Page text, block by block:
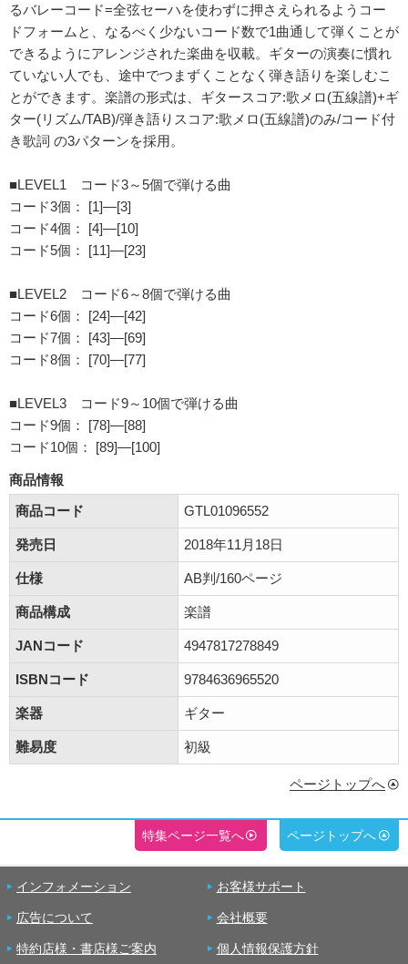
るバレーコード=全弦セーハを使わずに押さえられるようコー
ドフォームと、なるべく少ないコード数で1曲通して弾くことが
できるようにアレンジされた楽曲を収載。ギターの演奏に慣れ
ていない人でも、途中でつまずくことなく弾き語りを楽しむこ
とができます。楽譜の形式は、ギタースコア:歌メロ(五線譜)+ギ
ター(リズム/TAB)/弾き語りスコア:歌メロ(五線譜)のみ/コード付
き歌詞 の3パターンを採用。
■LEVEL1 コード3～5個で弾ける曲
コード3個： [1]―[3]
コード4個： [4]―[10]
コード5個： [11]―[23]
■LEVEL2 コード6～8個で弾ける曲
コード6個： [24]―[42]
コード7個： [43]―[69]
コード8個： [70]―[77]
■LEVEL3 コード9～10個で弾ける曲
コード9個： [78]―[88]
コード10個： [89]―[100]
商品情報
商品コード
GTL01096552
発売日 2018年11月18日
仕様 AB判/160ページ
商品構成 楽譜
JANコード 4947817278849
ISBNコード 9784636965520
楽器 ギター
難易度 初級
ページトップへ
特集ページ一覧へ ページトップへ
インフォメーション お客様サポート
広告について 会社概要
特約店様・書店様ご案内 個人情報保護方針